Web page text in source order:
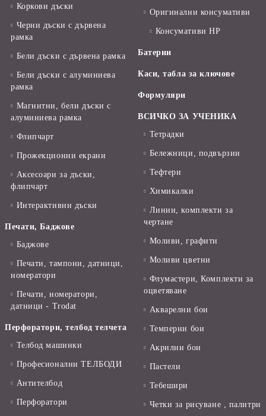
Коркови дъски
Черни дъски с дървена
рамка
Бели дъски с дървена рамка
Бели дъски с алуминиева
рамка
Магнитни, бели дъски с
алуминиева рамка
Флипчарт
Прожекционни екрани
Аксесоари за дъски,
флипчарт
Интерактивни дъски
Печати, Баджове
Баджове
Печати, тампони, датници,
номератори
Печати, номератори,
датници - Trodat
Перфоратори, телбод телчета
Телбод машинки
Професионални ТЕЛБОДИ
Антителбод
Перфоратори
Оригинални консумативи
Консумативи HP
Батерии
Каси, табла за ключове
Формуляри
ВСИЧКО ЗА УЧЕНИКА
Тетрадки
Бележници, подвързии
Тефтери
Химикалки
Линии, комплекти за
чертане
Моливи, графити
Моливи цветни
Флумастери, Комплекти за
оцветяване
Акварелни бои
Темперни бои
Акрилни бои
Пастели
Тебешири
Четки за рисуване , палитри